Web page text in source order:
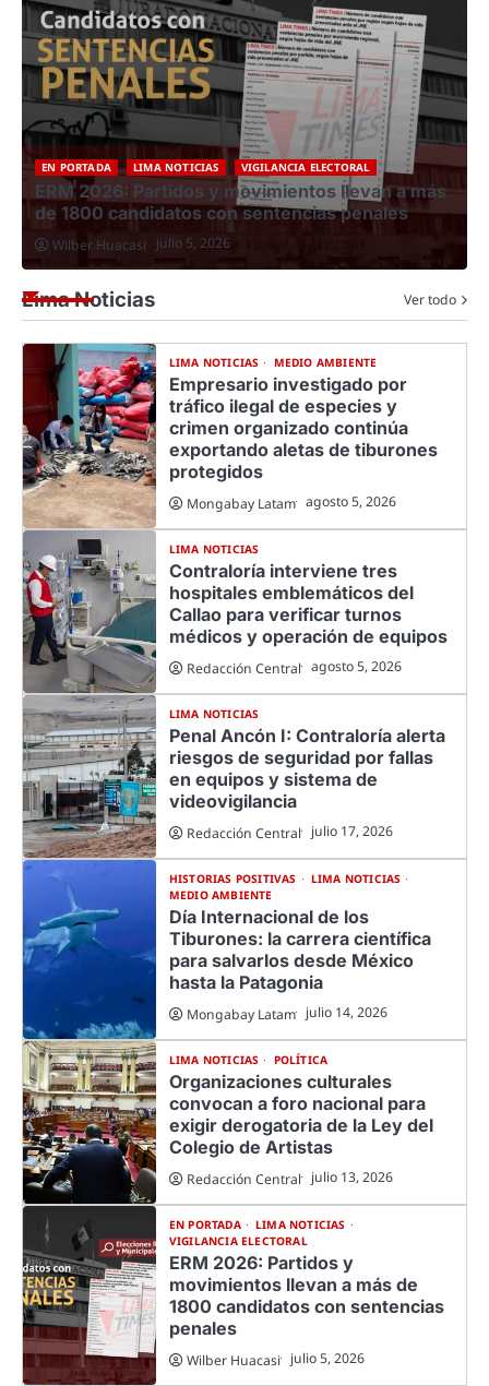
EN PORTADA VIGILANCIA ELECTORAL
Desigualdad política: partidos y movimientos
solo postulan a un 3.1% de mujeres para las
alcaldías en Puno
Redacción Central julio 15, 2026
Lima Noticias Ver todo
LIMA NOTICIAS MEDIO AMBIENTE
Empresario investigado por
tráfico ilegal de especies y
crimen organizado continúa
exportando aletas de tiburones
protegidos
Mongabay Latam agosto 5, 2026
LIMA NOTICIAS
Contraloría interviene tres
hospitales emblemáticos del
Callao para verificar turnos
médicos y operación de equipos
Redacción Central agosto 5, 2026
LIMA NOTICIAS
Penal Ancón I: Contraloría alerta
riesgos de seguridad por fallas
en equipos y sistema de
videovigilancia
Redacción Central julio 17, 2026
HISTORIAS POSITIVAS
LIMA NOTICIAS
MEDIO AMBIENTE
Día Internacional de los
Tiburones: la carrera científica
para salvarlos desde México
hasta la Patagonia
Mongabay Latam julio 14, 2026
LIMA NOTICIAS POLÍTICA
Organizaciones culturales
convocan a foro nacional para
exigir derogatoria de la Ley del
Colegio de Artistas
Redacción Central julio 13, 2026
EN PORTADA
LIMA NOTICIAS
VIGILANCIA ELECTORAL
ERM 2026: Partidos y
movimientos llevan a más de
1800 candidatos con sentencias
penales
Wilber Huacasi julio 5, 2026